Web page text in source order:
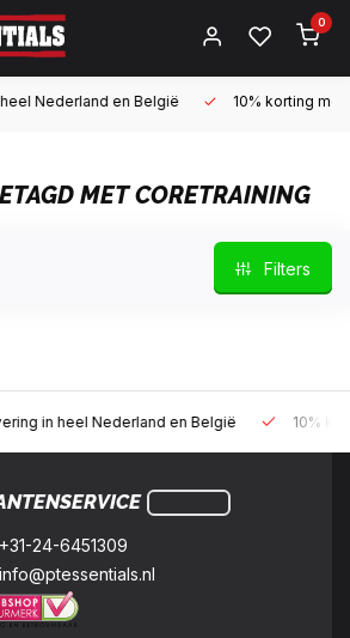
0
en België 10% korting met een
MET CORETRAINING
Filters
en België 10% korting met
+31-24-6451309
info@ptessentials.nl